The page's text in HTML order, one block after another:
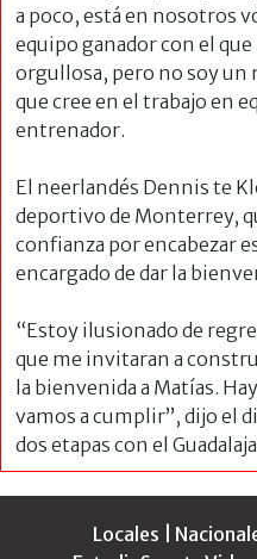
a poco, está en nosotros
equipo ganador con el
orgullosa, pero no soy un
que cree en el trabajo en
entrenador.
El neerlandés Dennis te
deportivo de Monterrey,
confianza por encabezar
encargado de dar la
“Estoy ilusionado de
que me invitaran a
la bienvenida a Matías.
vamos a cumplir”, dijo el
dos etapas con el
Locales